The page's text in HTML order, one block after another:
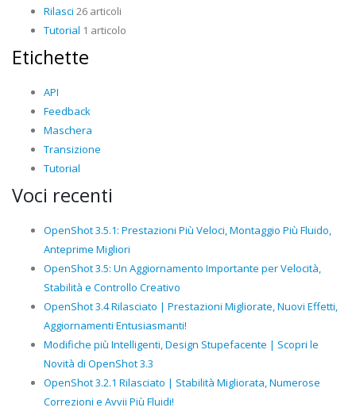
Rilasci 26 articoli
Tutorial 1 articolo
Etichette
API
Feedback
Maschera
Transizione
Tutorial
Voci recenti
OpenShot 3.5.1: Prestazioni Più Veloci, Montaggio Più Fluido,
Anteprime Migliori
OpenShot 3.5: Un Aggiornamento Importante per Velocità,
Stabilità e Controllo Creativo
OpenShot 3.4 Rilasciato | Prestazioni Migliorate, Nuovi Effetti,
Aggiornamenti Entusiasmanti!
Modifiche più Intelligenti, Design Stupefacente | Scopri le
Novità di OpenShot 3.3
OpenShot 3.2.1 Rilasciato | Stabilità Migliorata, Numerose
Correzioni e Avvii Più Fluidi!